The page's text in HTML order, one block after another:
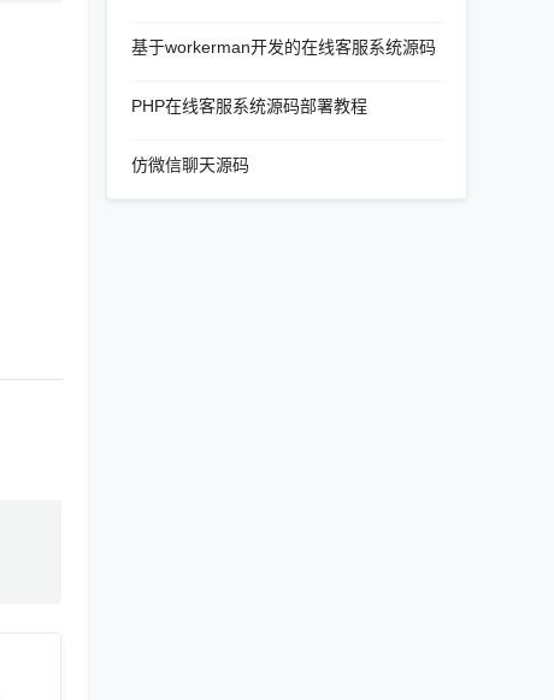
基于workerman开发的在线客服系统源码
PHP在线客服系统源码部署教程
仿微信聊天源码